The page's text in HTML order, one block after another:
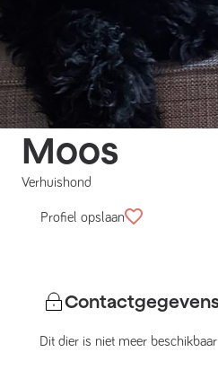
Moos
Verhuishond
Profiel opslaan
Dit dier is niet meer beschikbaar